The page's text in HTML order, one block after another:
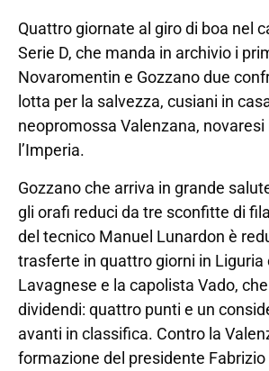
Quattro giornate al giro di boa nel
Serie D, che manda in archivio i
Novaromentin e Gozzano due
lotta per la salvezza, cusiani in
neopromossa Valenzana,
l’Imperia.
Gozzano che arriva in grande
gli orafi reduci da tre sconfitte di
del tecnico Manuel Lunardon è
trasferte in quattro giorni in Liguria
Lavagnese e la capolista Vado,
dividendi: quattro punti e un
avanti in classifica. Contro la
formazione del presidente